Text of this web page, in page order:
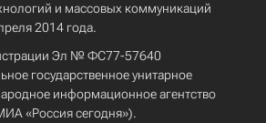
и массовых коммуникаций
2014 года.
Эл № ФС77-57640
государственное унитарное
информационное агентство
«Россия сегодня»).